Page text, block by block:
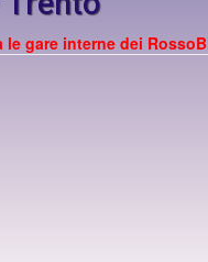
le gare interne dei